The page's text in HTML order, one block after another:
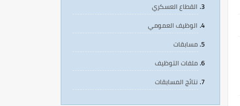
القطاع العسكري
الوظيف العمومي
مسابقات
ملفات التوظيف
نتائج المسابقات